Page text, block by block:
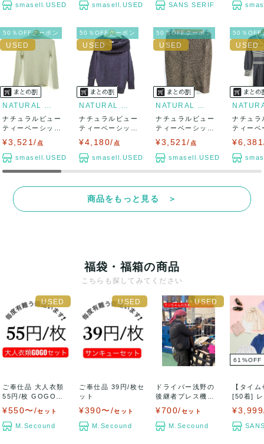
smasell.USED smasell.USED SANS SERIF
50％OFFクーポン
NATURAL BEAUTY BASI...
ナチュラルビュー
ティーベーシック
¥3,521/ 点
smasell.USED
50％OFFクーポン
NATURAL BEAUTY BASI...
ナチュラルビュー
ティーベーシック
ニ...
¥4,180/ 点
smasell.USED
50％OFFクーポン
NATURAL BEAUTY BASI...
ナチュラルビュー
ティーベーシック
¥3,521/ 点
smasell.USED
50％OFF
ナチュラ
ティーベ
ス...
商品をもっと見る ＞
福袋・福箱の商品
こちらも探してみてください
ご奉仕品 大人衣類
55円/枚 GOGOセ
¥550〜/セット
M.Secound
ご奉仕品 39円/枚セ
ット
¥390〜/セット
M.Secound
ドライバー浅野の
後継者プレス機の
セ...
¥700/セット
M.Secound
61 %OFF
【タイ
[50着]